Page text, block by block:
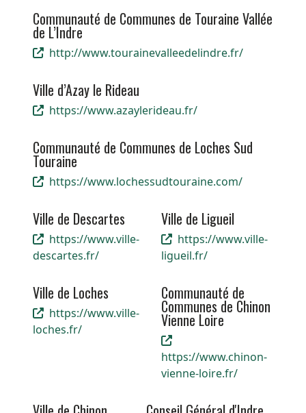
Communauté de Communes de Touraine Vallée
de L’Indre
http://www.tourainevalleedelindre.fr/
Ville d’Azay le Rideau
https://www.azaylerideau.fr/
Communauté de Communes de Loches Sud
Touraine
https://www.lochessudtouraine.com/
Ville de Descartes
https://www.ville-
descartes.fr/
Ville de Ligueil
https://www.ville-
ligueil.fr/
Ville de Loches
https://www.ville-
loches.fr/
Communauté de
Communes de Chinon
Vienne Loire
https://www.chinon-
vienne-loire.fr/